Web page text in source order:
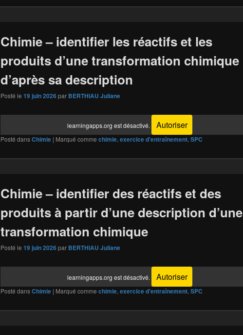
Chimie – identifier les réactifs et les
produits d’une transformation chimique
d’après sa description
Posté le 19 juin 2026par BERTHIAU Juliane
learningapps.org est désactivé. Autoriser
Posté dansChimie | Marqué comme chimie, exercice d'entraînement, SPC
Chimie – identifier des réactifs et des
produits à partir d’une description d’une
transformation chimique
Posté le 19 juin 2026par BERTHIAU Juliane
learningapps.org est désactivé. Autoriser
Posté dansChimie | Marqué comme chimie, exercice d'entraînement, SPC